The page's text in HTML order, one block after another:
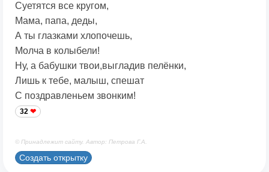
Суетятся все кругом,
Мама, папа, деды,
А ты глазками хлопочешь,
Молча в колыбели!
Ну, а бабушки твои,выгладив пелёнки,
Лишь к тебе, малыш, спешат
С поздравленьем звонким!
32
© Принадлежит сайту. Автор: Петрова Г.А.
Создать открытку